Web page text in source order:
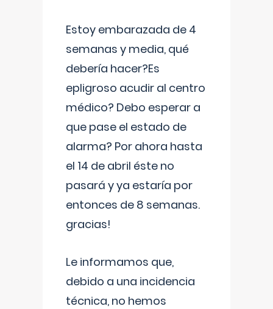
Estoy embarazada de 4
semanas y media, qué
debería hacer?Es
epligroso acudir al centro
médico? Debo esperar a
que pase el estado de
alarma? Por ahora hasta
el 14 de abril éste no
pasará y ya estaría por
entonces de 8 semanas.
gracias!
Le informamos que,
debido a una incidencia
técnica, no hemos